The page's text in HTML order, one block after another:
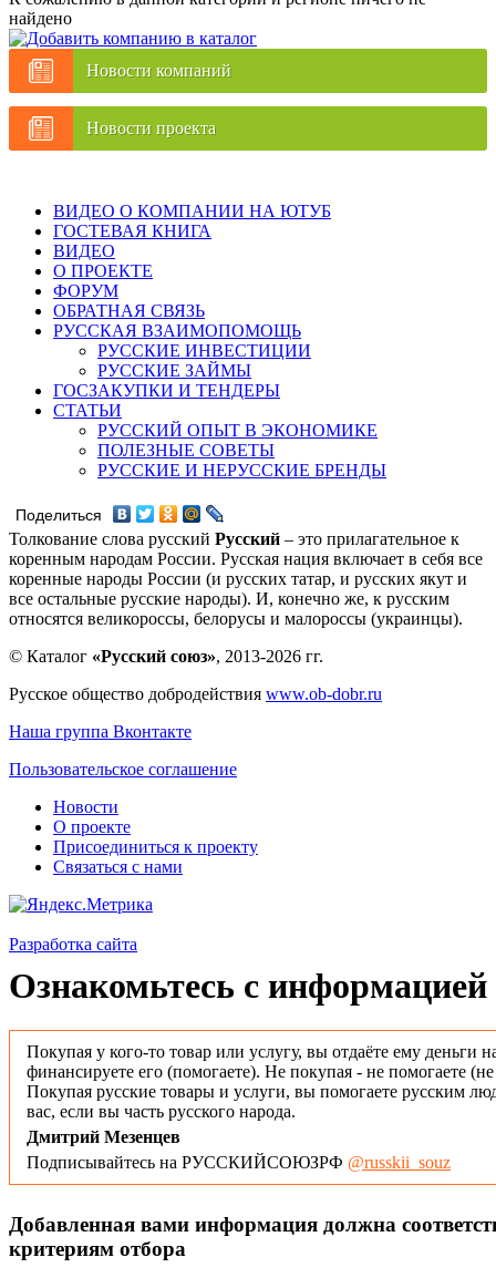
найдено
Новости компаний
Новости проекта
ВИДЕО О КОМПАНИИ НА ЮТУБ
ГОСТЕВАЯ КНИГА
ВИДЕО
О ПРОЕКТЕ
ФОРУМ
ОБРАТНАЯ СВЯЗЬ
РУССКАЯ ВЗАИМОПОМОЩЬ
РУССКИЕ ИНВЕСТИЦИИ
РУССКИЕ ЗАЙМЫ
ГОСЗАКУПКИ И ТЕНДЕРЫ
СТАТЬИ
РУССКИЙ ОПЫТ В ЭКОНОМИКЕ
ПОЛЕЗНЫЕ СОВЕТЫ
РУССКИЕ И НЕРУССКИЕ БРЕНДЫ
Поделиться
Толкование слова русский Русский – это прилагательное к
коренным народам России. Русская нация включает в себя все
коренные народы России (и русских татар, и русских якут и
все остальные русские народы). И, конечно же, к русским
относятся великороссы, белорусы и малороссы (украинцы).
© Каталог «Русский союз», 2013-2026 гг.
Русское общество добродействия www.ob-dobr.ru
Наша группа Вконтакте
Пользовательское соглашение
Новости
О проекте
Присоединиться к проекту
Связаться с нами
Разработка сайта
Ознакомьтесь с информацией
Покупая у кого-то товар или услугу, вы отдаёте ему деньги
финансируете его (помогаете). Не покупая - не помогаете
Покупая русские товары и услуги, вы помогаете русским
вас, если вы часть русского народа.
Дмитрий Мезенцев
Подписывайтесь на РУССКИЙСОЮЗРФ @russkii_souz
Добавленная вами информация должна
критериям отбора